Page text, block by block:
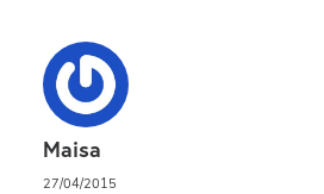
Maisa
27/04/2015